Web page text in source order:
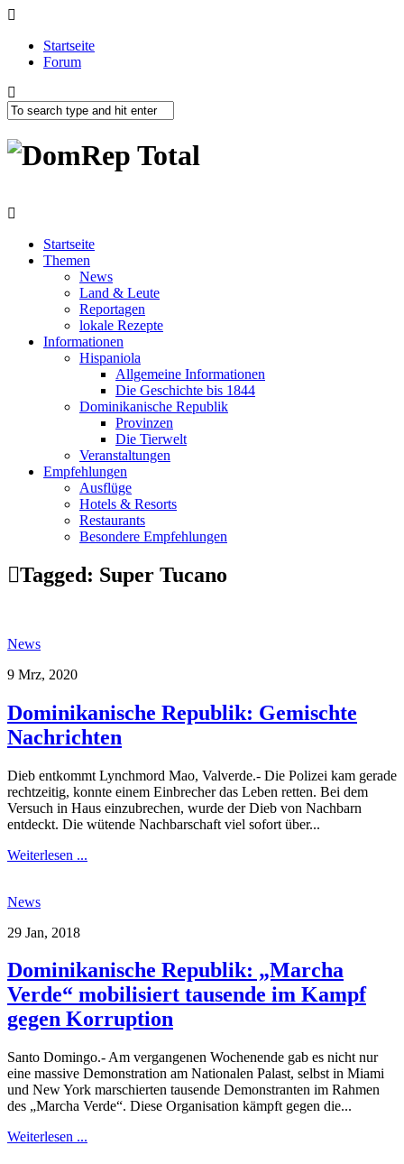
Startseite
Forum
Startseite
Themen
News
Land & Leute
Reportagen
lokale Rezepte
Informationen
Hispaniola
Allgemeine Informationen
Die Geschichte bis 1844
Dominikanische Republik
Provinzen
Die Tierwelt
Veranstaltungen
Empfehlungen
Ausflüge
Hotels & Resorts
Restaurants
Besondere Empfehlungen
Tagged: Super Tucano
News
9 Mrz, 2020
Dominikanische Republik: Gemischte
Nachrichten
Dieb entkommt Lynchmord Mao, Valverde.- Die Polizei kam gerade
rechtzeitig, konnte einem Einbrecher das Leben retten. Bei dem
Versuch in Haus einzubrechen, wurde der Dieb von Nachbarn
entdeckt. Die wütende Nachbarschaft viel sofort über...
Weiterlesen ...
News
29 Jan, 2018
Dominikanische Republik: „Marcha
Verde“ mobilisiert tausende im Kampf
gegen Korruption
Santo Domingo.- Am vergangenen Wochenende gab es nicht nur
eine massive Demonstration am Nationalen Palast, selbst in Miami
und New York marschierten tausende Demonstranten im Rahmen
des „Marcha Verde“. Diese Organisation kämpft gegen die...
Weiterlesen ...